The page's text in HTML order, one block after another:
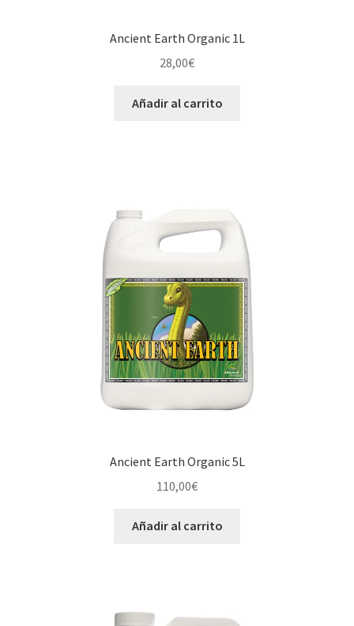
Ancient Earth Organic 1L
28,00€
Añadir al carrito
Ancient Earth Organic 5L
110,00€
Añadir al carrito